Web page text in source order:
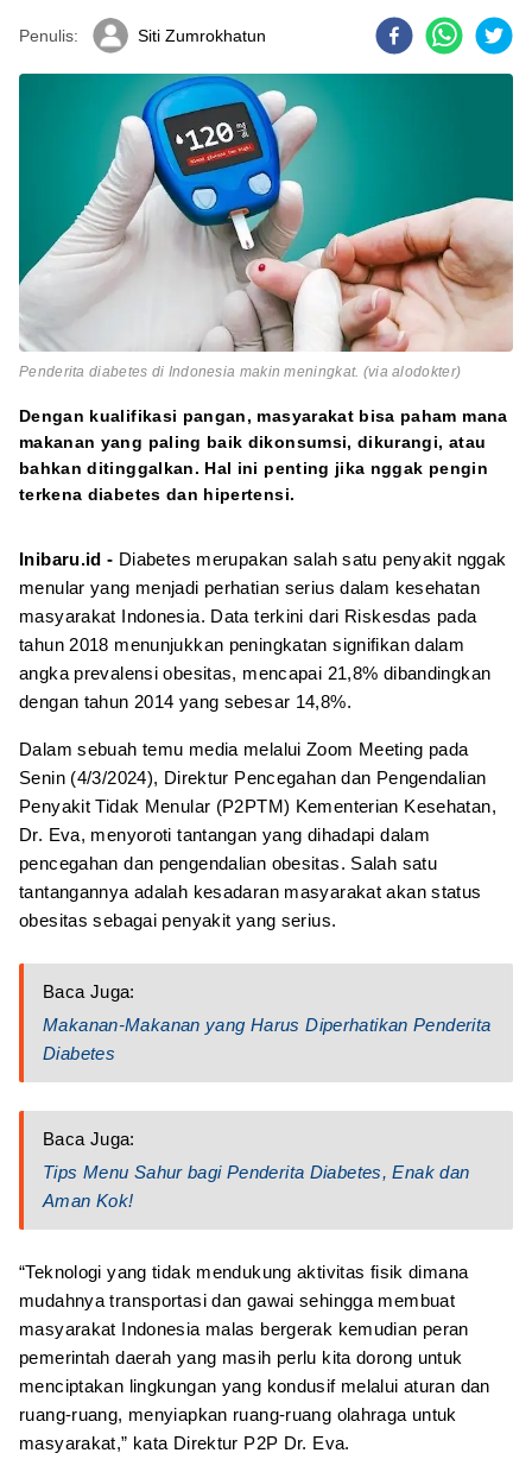
Penulis: Siti Zumrokhatun
Penderita diabetes di Indonesia makin meningkat. (via alodokter)
Dengan kualifikasi pangan, masyarakat bisa paham mana
makanan yang paling baik dikonsumsi, dikurangi, atau
bahkan ditinggalkan. Hal ini penting jika nggak pengin
terkena diabetes dan hipertensi.
Inibaru.id - Diabetes merupakan salah satu penyakit nggak
menular yang menjadi perhatian serius dalam kesehatan
masyarakat Indonesia. Data terkini dari Riskesdas pada
tahun 2018 menunjukkan peningkatan signifikan dalam
angka prevalensi obesitas, mencapai 21,8% dibandingkan
dengan tahun 2014 yang sebesar 14,8%.
Dalam sebuah temu media melalui Zoom Meeting pada
Senin (4/3/2024), Direktur Pencegahan dan Pengendalian
Penyakit Tidak Menular (P2PTM) Kementerian Kesehatan,
Dr. Eva, menyoroti tantangan yang dihadapi dalam
pencegahan dan pengendalian obesitas. Salah satu
tantangannya adalah kesadaran masyarakat akan status
obesitas sebagai penyakit yang serius.
Baca Juga:
Makanan-Makanan yang Harus Diperhatikan Penderita
Diabetes
Baca Juga:
Tips Menu Sahur bagi Penderita Diabetes, Enak dan
Aman Kok!
“Teknologi yang tidak mendukung aktivitas fisik dimana
mudahnya transportasi dan gawai sehingga membuat
masyarakat Indonesia malas bergerak kemudian peran
pemerintah daerah yang masih perlu kita dorong untuk
menciptakan lingkungan yang kondusif melalui aturan dan
ruang-ruang, menyiapkan ruang-ruang olahraga untuk
masyarakat,” kata Direktur P2P Dr. Eva.